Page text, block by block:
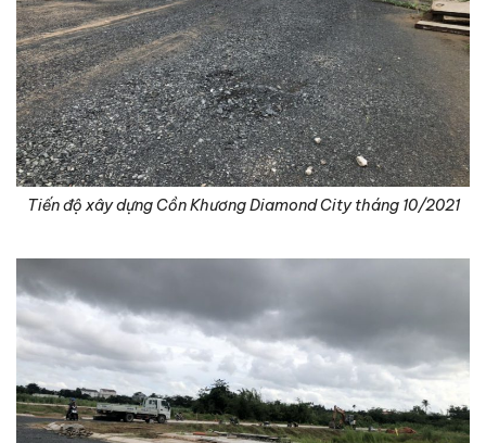
Tiến độ xây dựng Cồn Khương Diamond City tháng 10/2021